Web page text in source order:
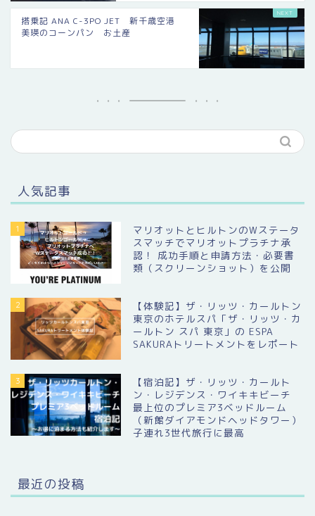
搭乗記 ANA C-3PO JET 新千歳空港
美瑛のコーンパン お土産
人気記事
1
マリオットとヒルトンのWステータ
スマッチでマリオットプラチナ承
認！ 成功手順と申請方法・必要書
類（スクリーンショット）を公開
2
【体験記】ザ・リッツ・カールトン
東京のホテルスパ「ザ・リッツ・カ
ールトン スパ 東京」の ESPA
SAKURAトリートメントをレポート
3
【宿泊記】ザ・リッツ・カールト
ン・レジデンス・ワイキキビーチ
最上位のプレミア3ベッドルーム
（新館ダイアモンドヘッドタワー）
子連れ3世代旅行に最高
最近の投稿